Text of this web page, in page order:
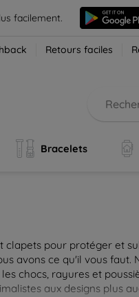
facilement.
Retours faciles
Bracelets
pour protéger et
avons ce qu'il vous faut.
chocs, rayures et
aux designs plus